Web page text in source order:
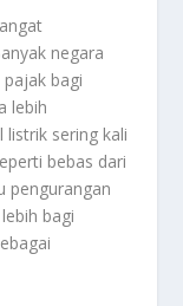
negara
bagi
lebih
listrik sering kali
bebas dari
pengurangan
bagi